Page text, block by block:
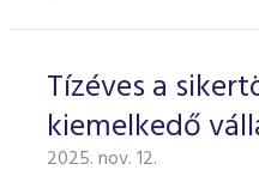
Tízéves a
kiemelkedő
2025. nov. 12.